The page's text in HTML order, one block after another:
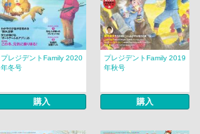
プレジデントFamily 2020
年冬号
購入
プレジデントFamily 2019
年秋号
購入